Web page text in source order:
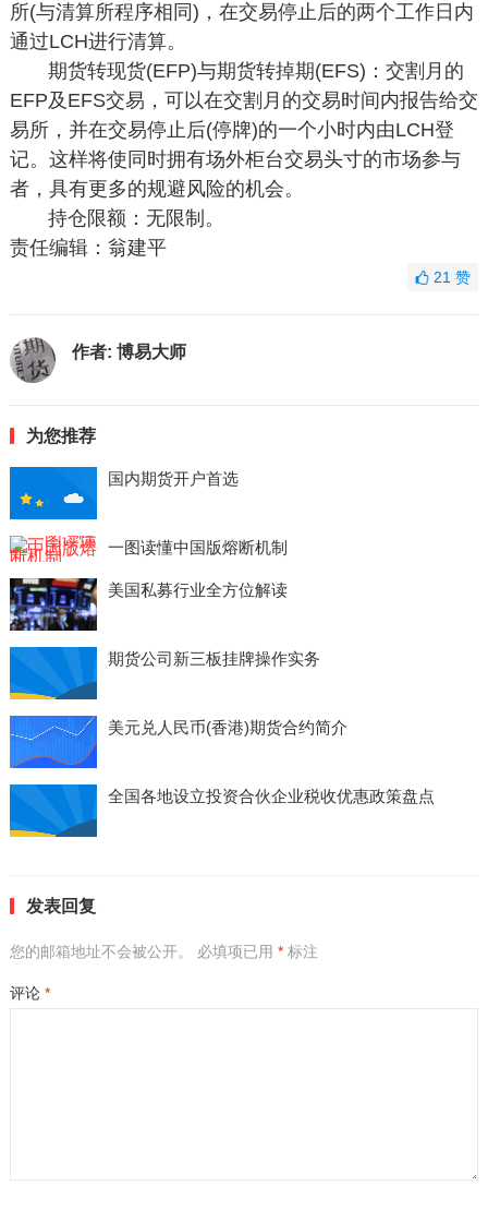
所(与清算所程序相同)，在交易停止后的两个工作日内
通过LCH进行清算。
期货转现货(EFP)与期货转掉期(EFS)：交割月的
EFP及EFS交易，可以在交割月的交易时间内报告给交
易所，并在交易停止后(停牌)的一个小时内由LCH登
记。这样将使同时拥有场外柜台交易头寸的市场参与
者，具有更多的规避风险的机会。
持仓限额：无限制。
责任编辑：翁建平
21赞
作者: 博易大师
为您推荐
国内期货开户首选
一图读懂中国版熔断机制
美国私募行业全方位解读
期货公司新三板挂牌操作实务
美元兑人民币(香港)期货合约简介
全国各地设立投资合伙企业税收优惠政策盘点
发表回复
您的邮箱地址不会被公开。 必填项已用 *标注
评论 *